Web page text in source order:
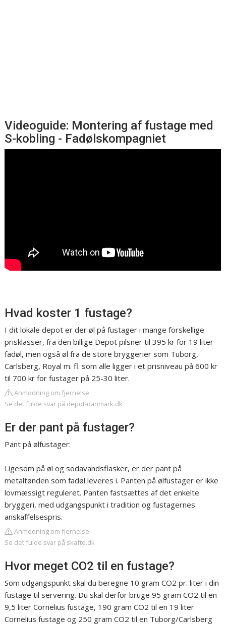
Videoguide: Montering af fustage med
S-kobling - Fadølskompagniet
Hvad koster 1 fustage?
I dit lokale depot er der øl på fustager i mange forskellige
prisklasser, fra den billige Depot pilsner til 395 kr for 19 liter
fadøl, men også øl fra de store bryggerier som Tuborg,
Carlsberg, Royal m. fl. som alle ligger i et prisniveau på 600 kr
til 700 kr for fustager på 25-30 liter.
Anmodning om fjernelse
Se det fulde svar på depot-danmark.dk
Er der pant på fustager?
Pant på ølfustager:
Ligesom på øl og sodavandsflasker, er der pant på
metaltønden som fadøl leveres i. Panten på ølfustager er ikke
lovmæssigt reguleret. Panten fastsættes af det enkelte
bryggeri, med udgangspunkt i tradition og fustagernes
anskaffelsespris.
Anmodning om fjernelse
Se det fulde svar på skafte.dk
Hvor meget CO2 til en fustage?
Som udgangspunkt skal du beregne 10 gram CO2 pr. liter i din
fustage til servering. Du skal derfor bruge 95 gram CO2 til en
9,5 liter Cornelius fustage, 190 gram CO2 til en 19 liter
Cornelius fustage og 250 gram CO2 til en Tuborg/Carlsberg